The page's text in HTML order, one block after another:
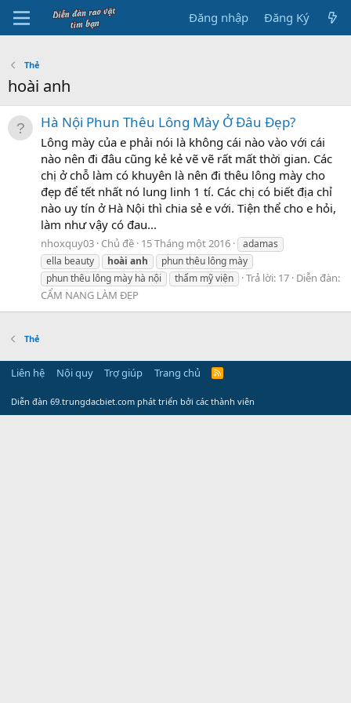
Đăng nhập Đăng Ký
Thẻ
hoài anh
Hà Nội Phun Thêu Lông Mày Ở Đâu Đẹp?
Lông mày của e phải nói là không cái nào vào với cái
nào nên đi đâu cũng kẻ kẻ vẽ vẽ rất mất thời gian. Các
chị ở chỗ làm có khuyên là nên đi thêu lông mày cho
đẹp để tết nhất nó lung linh 1 tí. Các chị có biết địa chỉ
nào uy tín ở Hà Nội thì chia sẻ e với. Tiện thể cho e hỏi,
làm như vậy có đau...
nhoxquy03 Chủ đề 15 Tháng một 2016
adamas
ella beauty
hoài anh
phun thêu lông mày
phun thêu lông mày hà nội
thẩm mỹ viện Trả lời: 17 Diễn đàn:
CẨM NANG LÀM ĐẸP
Thẻ
Liên hệ Nội quy Trợ giúp Trang chủ
R
S
Diễn đàn 69.trungdacbiet.com phát triển bởi các thành viên